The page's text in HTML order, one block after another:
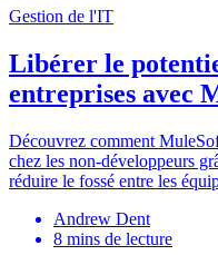
Gestion de l'IT
Libérer le
entreprises avec
Découvrez comment
chez les non-développeurs
réduire le fossé entre les
Andrew Dent
8 mins de lecture